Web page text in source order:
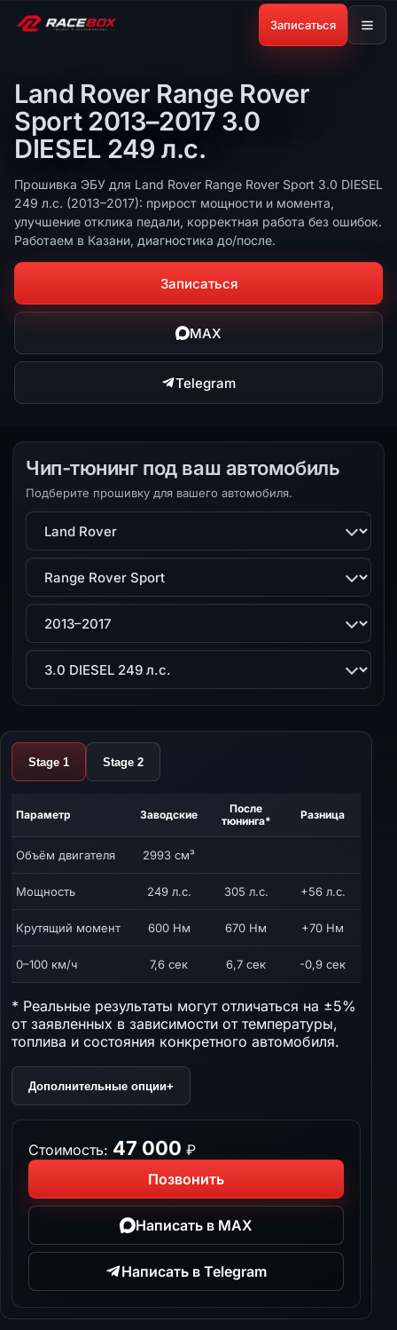
Записаться
Land Rover Range Rover
Sport 2013–2017 3.0
DIESEL 249 л.с.
Прошивка ЭБУ для Land Rover Range Rover Sport 3.0 DIESEL
249 л.с. (2013–2017): прирост мощности и момента,
улучшение отклика педали, корректная работа без ошибок.
Работаем в Казани, диагностика до/после.
Записаться
MAX
Telegram
Чип-тюнинг под ваш автомобиль
Подберите прошивку для вашего автомобиля.
Марка
Модель
Поколение
Двигатель
Stage 1 Stage 2
Параметр Заводские
После
тюнинга*
Разница
Объём двигателя 2993 см³
Мощность 249 л.с. 305 л.с. +56 л.с.
Крутящий момент 600 Нм 670 Нм +70 Нм
0–100 км/ч 7,6 сек 6,7 сек -0,9 сек
* Реальные результаты могут отличаться на ±5%
от заявленных в зависимости от температуры,
топлива и состояния конкретного автомобиля.
Дополнительные опции+
Стоимость: 47 000 ₽
Позвонить
Написать в MAX
Написать в Telegram